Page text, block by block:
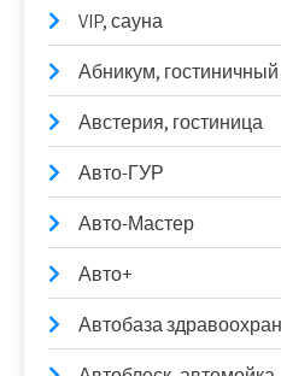
VIP, сауна
Абникум,
Австерия, гостиница
Авто-ГУР
Авто-Мастер
Авто+
Автобаза